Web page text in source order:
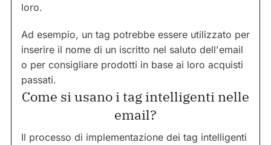
loro.
Ad esempio, un tag potrebbe essere utilizzato per
inserire il nome di un iscritto nel saluto dell'email
o per consigliare prodotti in base ai loro acquisti
passati.
Come si usano i tag intelligenti nelle
email?
Il processo di implementazione dei tag intelligenti